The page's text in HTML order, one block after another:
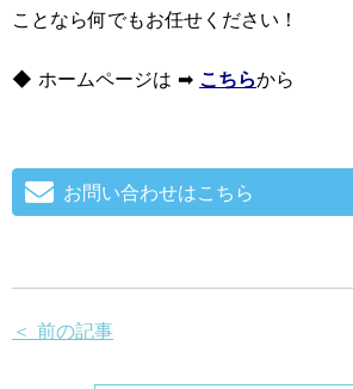
ことなら何でもお任せください！
◆ ホームページは ➡ こちらから
お問い合わせはこちら
＜ 前の記事